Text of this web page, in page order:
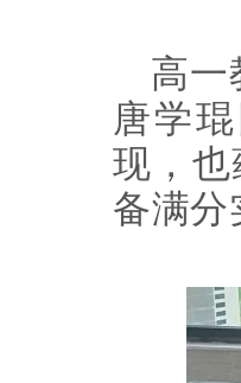
高一
唐学
现，
备满分